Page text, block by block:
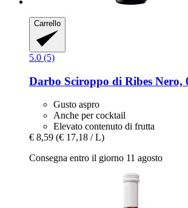
Carrello
5.0 (5)
Darbo Sciroppo di Ribes Nero,
Gusto aspro
Anche per cocktail
Elevato contenuto di frutta
€ 8,59 (€ 17,18 / L)
Consegna entro il giorno 11 agosto